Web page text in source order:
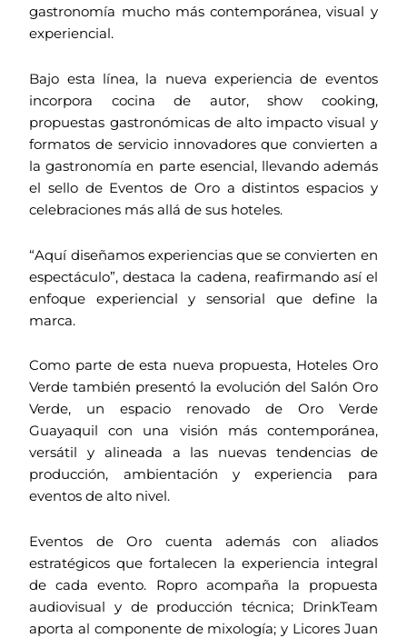
gastronomía mucho más contemporánea, visual y
experiencial.
Bajo esta línea, la nueva experiencia de eventos
incorpora cocina de autor, show cooking,
propuestas gastronómicas de alto impacto visual y
formatos de servicio innovadores que convierten a
la gastronomía en parte esencial, llevando además
el sello de Eventos de Oro a distintos espacios y
celebraciones más allá de sus hoteles.
“Aquí diseñamos experiencias que se convierten en
espectáculo”, destaca la cadena, reafirmando así el
enfoque experiencial y sensorial que define la
marca.
Como parte de esta nueva propuesta, Hoteles Oro
Verde también presentó la evolución del Salón Oro
Verde, un espacio renovado de Oro Verde
Guayaquil con una visión más contemporánea,
versátil y alineada a las nuevas tendencias de
producción, ambientación y experiencia para
eventos de alto nivel.
Eventos de Oro cuenta además con aliados
estratégicos que fortalecen la experiencia integral
de cada evento. Ropro acompaña la propuesta
audiovisual y de producción técnica; DrinkTeam
aporta al componente de mixología; y Licores Juan